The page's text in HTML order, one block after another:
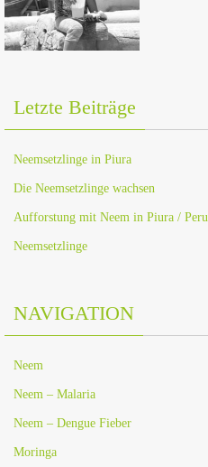
Letzte Beiträge
Neemsetzlinge in Piura
Die Neemsetzlinge wachsen
Aufforstung mit Neem in Piura / Peru
Neemsetzlinge
NAVIGATION
Neem
Neem – Malaria
Neem – Dengue Fieber
Moringa